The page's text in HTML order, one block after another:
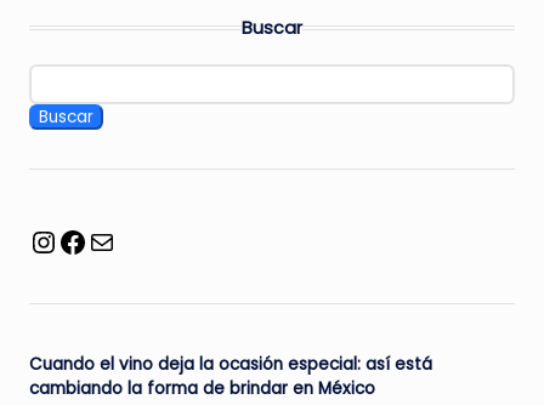
Buscar
Buscar
Cuando el vino deja la ocasión especial: así está
cambiando la forma de brindar en México